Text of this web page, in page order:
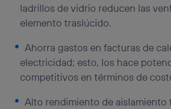
ladrillos de vidrio reducen las
elemento traslúcido.
Ahorra gastos en facturas de
electricidad; esto, los hace
competitivos en términos de
Alto rendimiento de aislamiento